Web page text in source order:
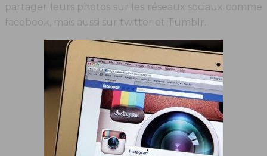
partager leurs photos sur les réseaux sociaux comme
facebook, mais aussi sur twitter et Tumblr.